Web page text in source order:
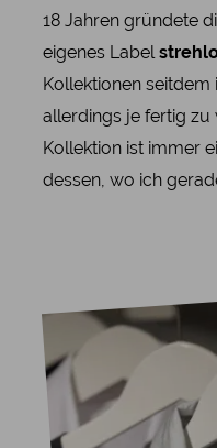
18 Jahren gründete
eigenes Label
Kollektionen seitdem
allerdings je fertig zu
Kollektion ist immer
dessen, wo ich